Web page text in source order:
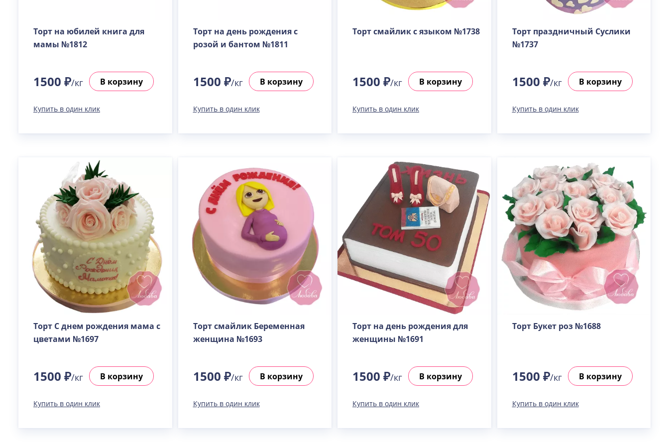
Узнать подробнее о начинке
Черничный мусс
Узнать подробнее о начинке
По выбору кондитера
Узнать подробнее о начинке
Торт на юбилей книга для
мамы №1812
1500 ₽/кг В корзину
Купить в один клик
Торт на день рождения с
розой и бантом №1811
1500 ₽/кг В корзину
Купить в один клик
Торт смайлик с языком №1738
1500 ₽/кг В корзину
Купить в один клик
Торт праздничный Суслики
№1737
1500 ₽/кг В корзину
Купить в один клик
Торт С днем рождения мама с
цветами №1697
1500 ₽/кг В корзину
Купить в один клик
Торт смайлик Беременная
женщина №1693
1500 ₽/кг В корзину
Купить в один клик
Торт на день рождения для
женщины №1691
1500 ₽/кг В корзину
Купить в один клик
Торт Букет роз №1688
1500 ₽/кг В корзину
Купить в один клик